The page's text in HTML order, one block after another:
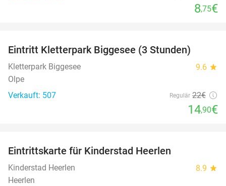
8,75€
Eintritt Kletterpark Biggesee (3 Stunden)
Kletterpark Biggesee 9.6 star
Olpe
Verkauft: 507
Regulär 22€
14,90€
Eintrittskarte für Kinderstad Heerlen
Kinderstad Heerlen 8.9 star
Heerlen